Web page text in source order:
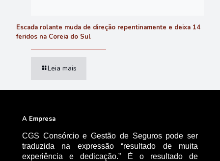
Escada rolante muda de direção repentinamente e deixa 14
feridos na Coreia do Sul
Leia mais
A Empresa
CGS Consórcio e Gestão de Seguros pode ser
traduzida na expressão “resultado de muita
experiência e dedicação.” É o resultado de